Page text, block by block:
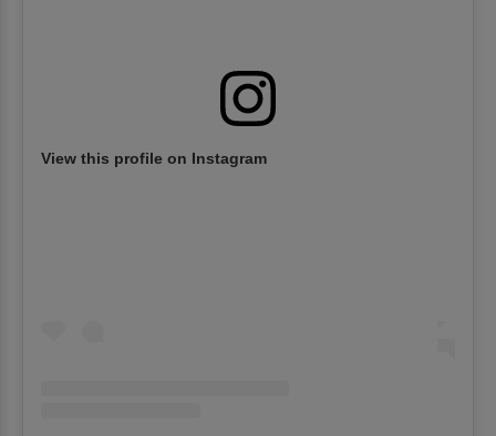
View this profile on Instagram